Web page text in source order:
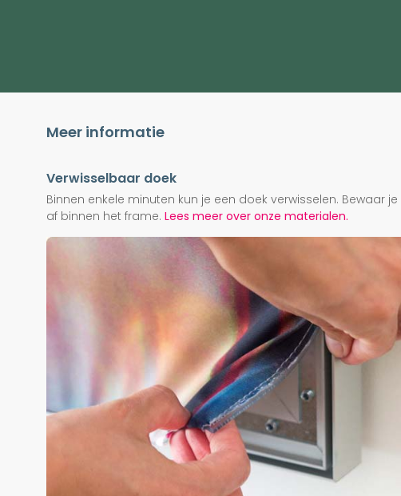
Meer informatie
Verwisselbaar doek
Binnen enkele minuten kun je een doek verwisselen. Bewaar
af binnen het frame. Lees meer over onze materialen.